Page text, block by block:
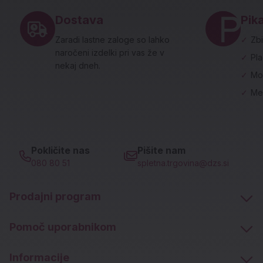
Dostava
Zaradi lastne zaloge so lahko
naročeni izdelki pri vas že v
nekaj dneh.
Pokličite nas
080 80 51
Pišite nam
spletna.trgovina@dzs.si
Prodajni program
Pomoč uporabnikom
Informacije